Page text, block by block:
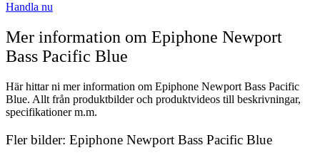
Handla nu
Mer information om Epiphone Newport
Bass Pacific Blue
Här hittar ni mer information om Epiphone Newport Bass Pacific
Blue. Allt från produktbilder och produktvideos till beskrivningar,
specifikationer m.m.
Fler bilder: Epiphone Newport Bass Pacific Blue